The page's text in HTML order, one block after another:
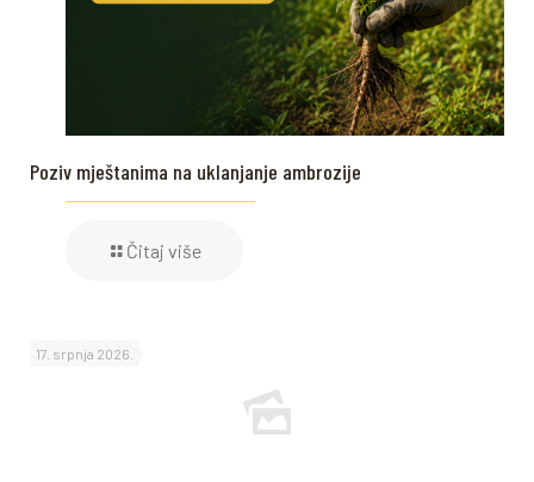
Poziv mještanima na uklanjanje ambrozije
Čitaj više
17. srpnja 2026.